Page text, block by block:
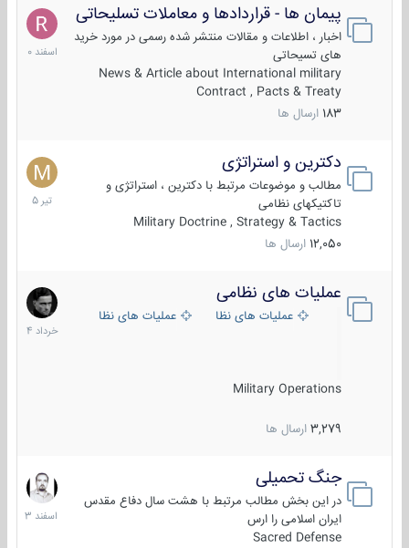
پیمان ها - قراردادها و معاملات تسلیحاتی
اخبار ، اطلاعات و مقالات منتشر شده رسمی در مورد خرید
های تسیحاتی
News & Article about International military
Contract , Pacts & Treaty
183 ارسال ها
7
اسفند
1400
دکترین و استراتژی
مطالب و موضوعات مرتبط با دکترین ، استراتژی و
تاکتیکهای نظامی
Military Doctrine , Strategy & Tactics
12,050 ارسال ها
27
تیر
1405
عملیات های نظامی
عملیات های نظامی ایرانعملیات های نظامی خارجی
Military Operations
3,279 ارسال ها
5
خرداد
1404
جنگ تحمیلی
در این بخش مطالب مرتبط با هشت سال دفاع مقدس
ایران اسلامی را ارس
Sacred Defense
20
اسفند
1403